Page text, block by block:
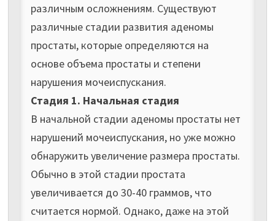
различным осложнениям. Существуют
различные стадии развития аденомы
простаты, которые определяются на
основе объема простаты и степени
нарушения мочеиспускания.
Стадия 1. Начальная стадия
В начальной стадии аденомы простаты нет
нарушений мочеиспускания, но уже можно
обнаружить увеличение размера простаты.
Обычно в этой стадии простата
увеличивается до 30-40 граммов, что
считается нормой. Однако, даже на этой